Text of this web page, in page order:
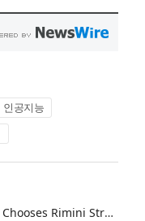
인공지능
Khimji Ramdas Group Chooses Rimini Street to Reduce SAP Support Costs, Protect 700+ Customizations and Reinvest Savings in Innovation